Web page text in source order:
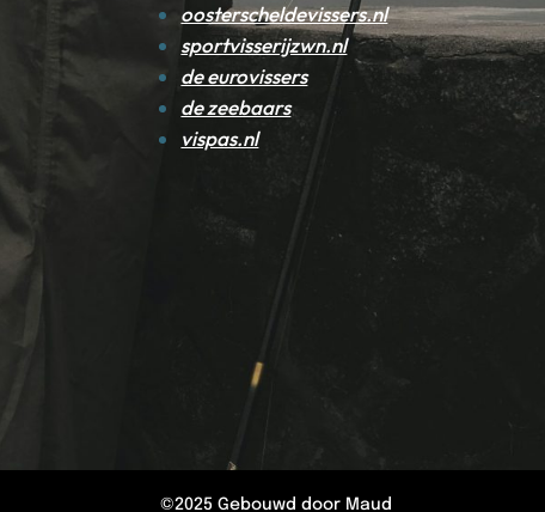
oosterscheldevissers.nl
sportvisserijzwn.nl
de eurovissers
de zeebaars
vispas.nl
©2025Gebouwd door Maud